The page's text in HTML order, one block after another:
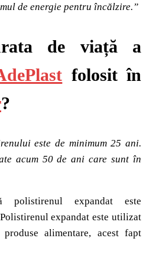
de energie pentru încălzire.”
de viață a
folosit în
?
este de minimum 25 ani.
acum 50 de ani care sunt în
polistirenul expandat este
expandat este utilizat
alimentare, acest fapt